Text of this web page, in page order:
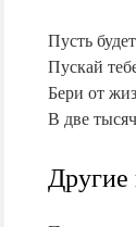
Пусть
Пускай
Бери от
В две
Другие